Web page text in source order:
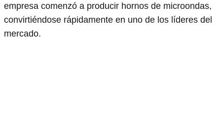
empresa comenzó a producir hornos de microondas,
convirtiéndose rápidamente en uno de los líderes del
mercado.